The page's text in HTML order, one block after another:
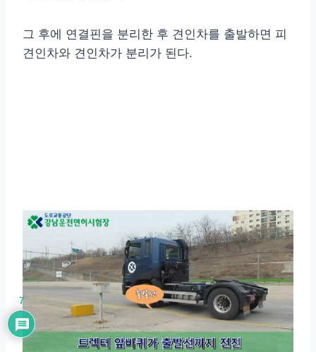
그 후에 연결핀을 분리한 후 견인차를 출발하면 피
견인차와 견인차가 분리가 된다.
7